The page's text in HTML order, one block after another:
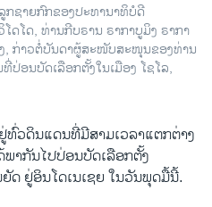
ຊາຍກົກຂອງປະທານາທິບໍດີ
ດໂດ, ທ່ານກີບຣານ ຣາກາບູມິງ ຣາກາ
ງ, ກ່າວຕໍ່ບັນດາຜູ້ສະໜັບສະໜຸນຂອງທ່ານ
ປ່ອນບັດເລືອກຕັ້ງໃນເມືອງ ໂຊໂລ,
ວດິນແດນທີ່ມີສາມເວລາແຕກຕ່າງ
ພາກັນໄປປ່ອນບັດເລືອກຕັ້ງ
ຢູ່ອິນໂດເນເຊຍ ໃນວັນພຸດມື້ນີ້.